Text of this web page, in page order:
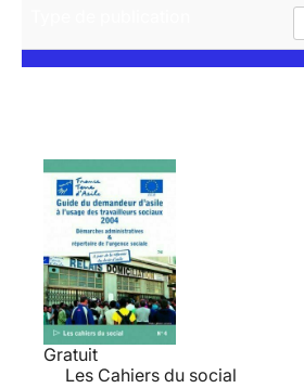
Gratuit
Les Cahiers du social